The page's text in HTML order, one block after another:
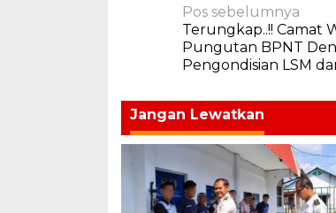
Navigasi
pos
Pos sebelumnya
Terungkap..!! Camat
Pungutan BPNT
Pengondisian LSM
Jangan Lewatkan